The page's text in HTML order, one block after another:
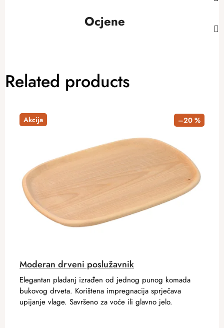
Ocjene
Related products
Akcija –20 %
Moderan drveni poslužavnik
Elegantan pladanj izrađen od jednog punog komada
bukovog drveta. Korištena impregnacija sprječava
upijanje vlage. Savršeno za voće ili glavno jelo.